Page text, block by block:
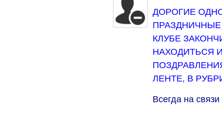
ДОРОГИЕ
ПРАЗДНИЧНЫЕ
КЛУБЕ
НАХОДИТЬСЯ
ЛЕНТЕ, В
Всегда на